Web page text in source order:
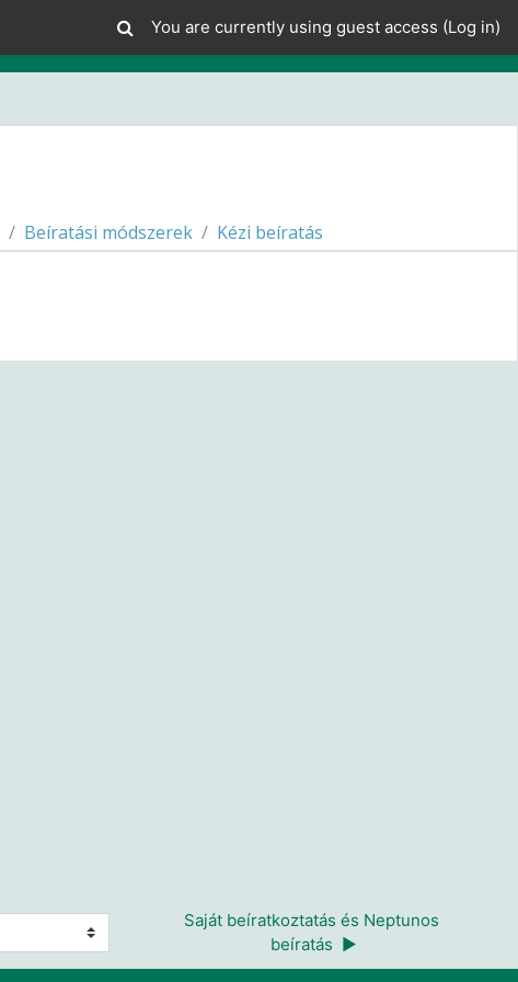
You are currently using guest access (Log in)
Beíratási módszerek Kézi beíratás
Saját beíratkoztatás és Neptunos
beíratás  ▶︎